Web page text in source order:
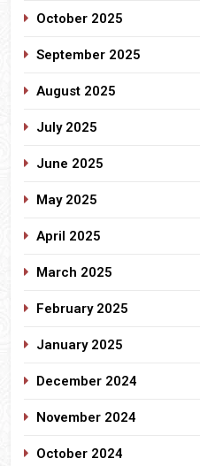
October 2025
September 2025
August 2025
July 2025
June 2025
May 2025
April 2025
March 2025
February 2025
January 2025
December 2024
November 2024
October 2024